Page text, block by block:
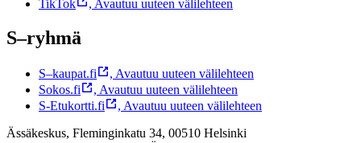
TikTok
, Avautuu uuteen välilehteen
S–ryhmä
S–kaupat.fi , Avautuu uuteen välilehteen
Sokos.fi
, Avautuu uuteen välilehteen
S-Etukortti.fi
, Avautuu uuteen välilehteen
Ässäkeskus, Fleminginkatu 34, 00510 Helsinki